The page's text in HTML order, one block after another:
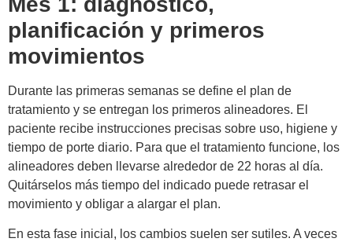
planificación y primeros
movimientos
Durante las primeras semanas se define el plan de
tratamiento y se entregan los primeros alineadores. El
paciente recibe instrucciones precisas sobre uso, higiene y
tiempo de porte diario. Para que el tratamiento funcione, los
alineadores deben llevarse alrededor de 22 horas al día.
Quitárselos más tiempo del indicado puede retrasar el
movimiento y obligar a alargar el plan.
En esta fase inicial, los cambios suelen ser sutiles. A veces